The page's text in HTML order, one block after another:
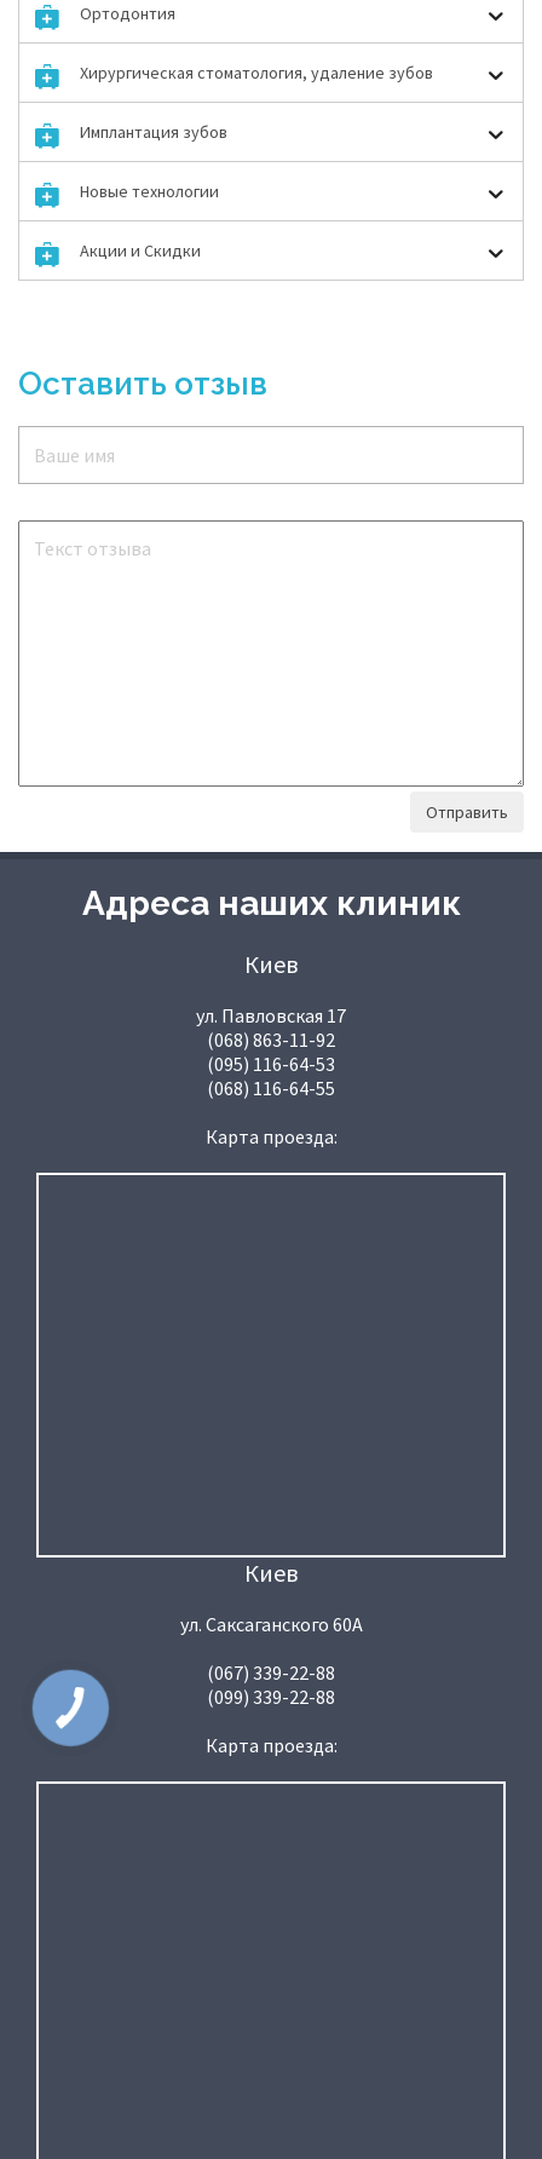
Ортодонтия
Хирургическая стоматология, удаление зубов
Имплантация зубов
Новые технологии
Акции и Скидки
Оставить отзыв
Адреса наших клиник
Киев
ул. Павловская 17
(068) 863-11-92
(095) 116-64-53
(068) 116-64-55
Карта проезда:
Киев
ул. Саксаганского 60А
(067) 339-22-88
(099) 339-22-88
Карта проезда: